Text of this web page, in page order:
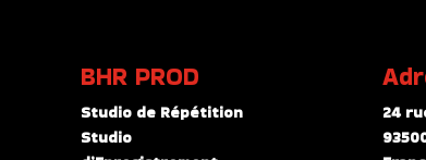
BHR PROD
Studio de Répétition
Studio
24